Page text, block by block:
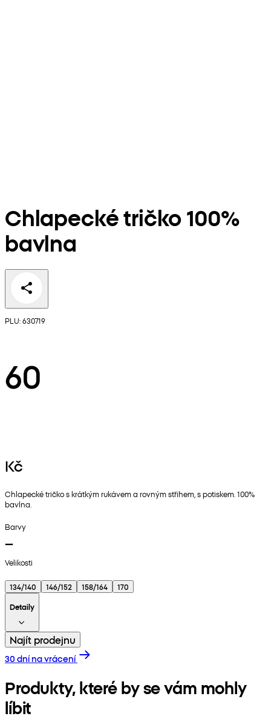
Chlapecké tričko 100%
bavlna
PLU: 630719
60
Kč
Chlapecké tričko s krátkým rukávem a rovným střihem, s potiskem. 100%
bavlna.
Barvy
Velikosti
134/140 146/152 158/164
170
Detaily
Najít prodejnu
30 dní na vrácení
Produkty, které by se vám mohly
líbit